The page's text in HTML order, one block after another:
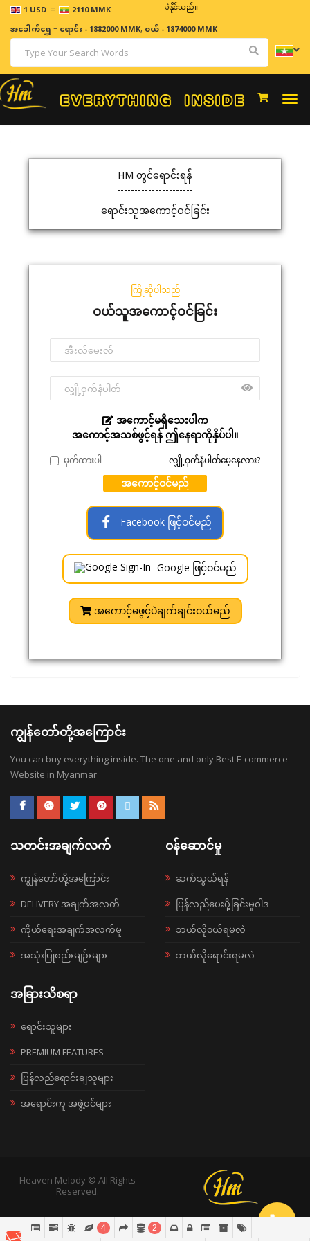
1 USD = 2110 MMK
ဈေးနှုန်းများသည် အချိန်နှင့် အမျှပြောင်းလဲနိုင်သည်။
အခေါက်ရွှေ=ရောင်း - 1882000 MMK, ဝယ် - 1874000 MMK
HM တွင်ရောင်းရန်
ရောင်းသူအကောင့်ဝင်ခြင်း
ကြိုဆိုပါသည်
ဝယ်သူအကောင့်ဝင်ခြင်း
အကောင့်မရှိသေးပါက
အကောင့်အသစ်ဖွင့်ရန် ဤနေရာကိုနှိပ်ပါ။
မှတ်ထားပါ လျှို့ဝှက်နံပါတ်မေ့နေလား?
အကောင့်ဝင်မည်
Facebook ဖြင့်ဝင်မည်
Google ဖြင့်ဝင်မည်
အကောင့်မဖွင့်ပဲချက်ချင်းဝယ်မည်
ကျွန်တော်တို့အကြောင်း
You can buy everything inside. The one and only Best E-commerce
Website in Myanmar
သတင်းအချက်လက်
ကျွန်တော်တို့အကြောင်း
DELIVERY အချက်အလက်
ကိုယ်ရေးအချက်အလက်မူ
အသုံးပြုစည်းမျဉ်းများ
ဝန်ဆောင်မှု
ဆက်သွယ်ရန်
ပြန်လည်ပေးပို့ခြင်းမူဝါဒ
ဘယ်လို၀ယ်ရမလဲ
ဘယ်လိုရောင်းရမလဲ
အခြားသိစရာ
ရောင်းသူများ
PREMIUM FEATURES
ပြန်လည်ရောင်းချသူများ
အရောင်းကူ အဖွဲ့ဝင်များ
Heaven Melody © All Rights
Reserved.
4 2